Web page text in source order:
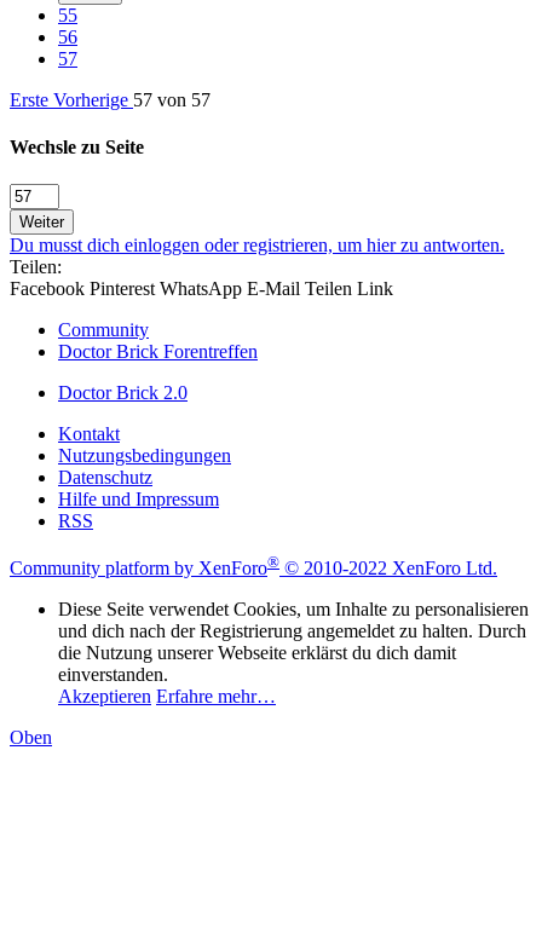
55
56
57
Erste Vorherige 57 von 57
Wechsle zu Seite
Weiter
Du musst dich einloggen oder registrieren, um hier zu antworten.
Teilen:
Facebook Pinterest WhatsApp E-Mail Teilen Link
Community
Doctor Brick Forentreffen
Doctor Brick 2.0
Kontakt
Nutzungsbedingungen
Datenschutz
Hilfe und Impressum
RSS
Community platform by XenForo® © 2010-2022 XenForo Ltd.
Diese Seite verwendet Cookies, um Inhalte zu personalisieren
und dich nach der Registrierung angemeldet zu halten. Durch
die Nutzung unserer Webseite erklärst du dich damit
einverstanden.
Akzeptieren Erfahre mehr…
Oben